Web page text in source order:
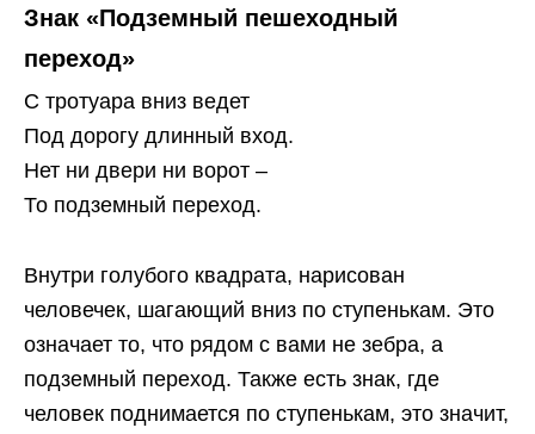
Знак «Подземный пешеходный
переход»
С тротуара вниз ведет
Под дорогу длинный вход.
Нет ни двери ни ворот –
То подземный переход.
Внутри голубого квадрата, нарисован
человечек, шагающий вниз по ступенькам. Это
означает то, что рядом с вами не зебра, а
подземный переход. Также есть знак, где
человек поднимается по ступенькам, это значит,